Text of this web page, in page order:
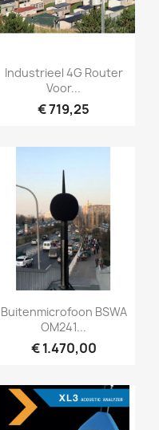
Snel bekijken
Industrieel 4G Router
Voor...
€ 719,25
Snel bekijken
Buitenmicrofoon BSWA
OM241...
€ 1.470,00